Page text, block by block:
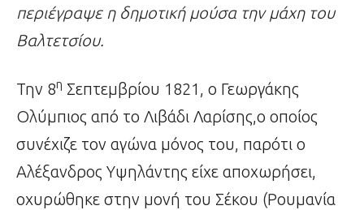
περιέγραψε η δημοτική μούσα την μάχη του
Βαλτετσίου.
Την 8η Σεπτεμβρίου 1821, ο Γεωργάκης
Ολύμπιος από το Λιβάδι Λαρίσης,ο οποίος
συνέχιζε τον αγώνα μόνος του, παρότι ο
Αλέξανδρος Υψηλάντης είχε αποχωρήσει,
οχυρώθηκε στην μονή του Σέκου (Ρουμανία